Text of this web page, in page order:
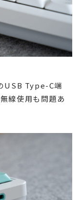
USB Type-C端
線使用も問題あ